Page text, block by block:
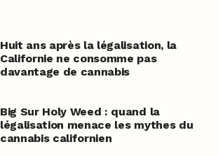
Huit ans après la légalisation, la
Californie ne consomme pas
davantage de cannabis
Big Sur Holy Weed : quand la
légalisation menace les mythes du
cannabis californien